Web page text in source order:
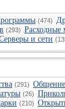
(474)
(293) Расходные
и сети
(291) Общение
(26)
(210)